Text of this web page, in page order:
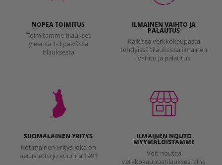
NOPEA TOIMITUS
Toimitamme tilaukset
yleensä 1-3 päivässä
tilauksesta
ILMAINEN VAIHTO JA
PALAUTUS
Kaikissa verkkokaupasta
tehdyissä tilauksissa ilmainen
vaihto ja palautus
SUOMALAINEN YRITYS
Kotimainen yritys joka on
perustettu jo vuonna 1991
ILMAINEN NOUTO
MYYMÄLÖISTÄMME
Voit noutaa
verkkokauppatilauksesi aina